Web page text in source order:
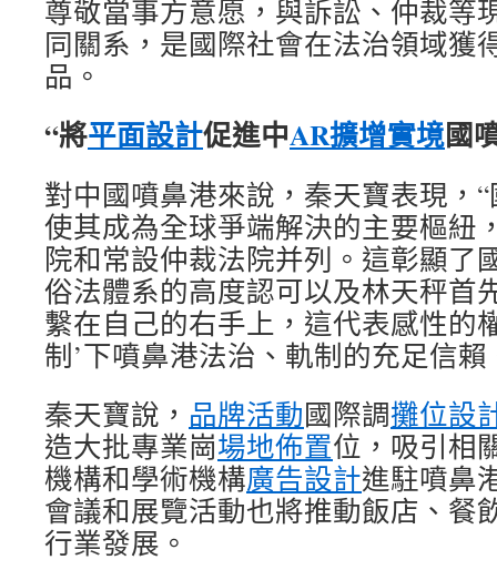
尊敬當事方意愿，與訴訟、仲裁等
同關系，是國際社會在法治領域獲
品。
“將平面設計促進中AR擴增實境國
對中國噴鼻港來說，秦天寶表現，
使其成為全球爭端解決的主要樞紐
院和常設仲裁法院并列。這彰顯了
俗法體系的高度認可以及林天秤首
繫在自己的右手上，這代表感性的
制’下噴鼻港法治、軌制的充足信賴
秦天寶說， 品牌活動國際調攤位設
造大批專業崗場地佈置位，吸引相
機構和學術機構廣告設計進駐噴鼻
會議和展覽活動也將推動飯店、餐
行業發展。